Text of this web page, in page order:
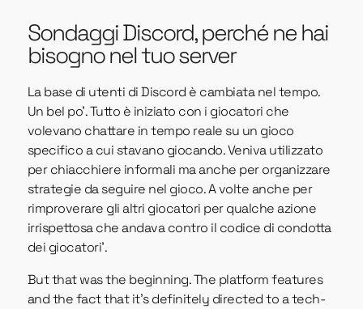
Sondaggi Discord, perché ne hai
bisogno nel tuo server
La base di utenti di Discord è cambiata nel tempo.
Un bel po'. Tutto è iniziato con i giocatori che
volevano chattare in tempo reale su un gioco
specifico a cui stavano giocando. Veniva utilizzato
per chiacchiere informali ma anche per organizzare
strategie da seguire nel gioco. A volte anche per
rimproverare gli altri giocatori per qualche azione
irrispettosa che andava contro il codice di condotta
dei giocatori’.
But that was the beginning. The platform features
and the fact that it’s definitely directed to a tech-